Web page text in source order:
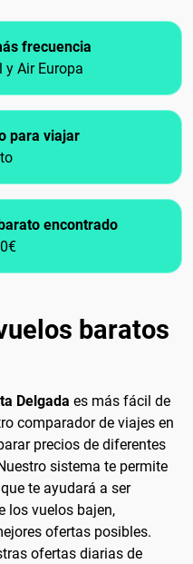
frecuencia
y Air Europa
para viajar
encontrado
baratos
Delgada es más fácil de
comparador de viajes en
precios de diferentes
sistema te permite
te ayudará a ser
los vuelos bajen,
ofertas posibles.
ofertas diarias de